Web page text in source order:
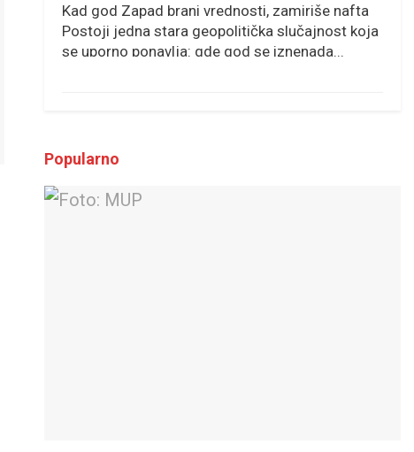
Kad god Zapad brani vrednosti, zamiriše nafta
Postoji jedna stara geopolitička slučajnost koja
se uporno ponavlja: gde god se iznenada...
Popularno